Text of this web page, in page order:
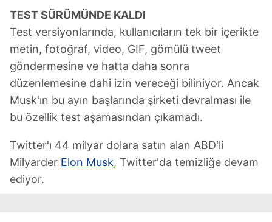
TEST SÜRÜMÜNDE KALDI
Test versiyonlarında, kullanıcıların tek bir içerikte
metin, fotoğraf, video, GIF, gömülü tweet
göndermesine ve hatta daha sonra
düzenlemesine dahi izin vereceği biliniyor. Ancak
Musk'ın bu ayın başlarında şirketi devralması ile
bu özellik test aşamasından çıkamadı.
Twitter'ı 44 milyar dolara satın alan ABD'li
Milyarder Elon Musk, Twitter'da temizliğe devam
ediyor.